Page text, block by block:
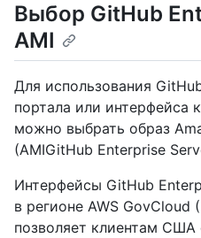
Выбор GitHub
AMI
Для использования
портала или интерфейса
можно выбрать образ
(AMIGitHub Enterprise
Интерфейсы GitHub
в регионе AWS GovCloud
позволяет клиентам